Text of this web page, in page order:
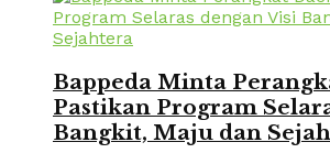
Bappeda Minta
Pastikan Program
Bangkit, Maju dan